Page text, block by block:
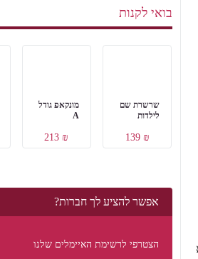
בואי לקנות
מונקאפ גודל
A
₪ 213
שרשרת שם
לילדות
₪ 139
אפשר להציע לך חברות?
הצטרפי לרשימת האיימלים שלנו